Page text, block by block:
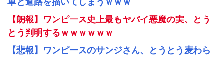
車と道路を描いてしまうｗｗｗ
【朗報】ワンピース史上最もヤバイ悪魔の実、とう
とう判明するｗｗｗｗｗｗ
【悲報】ワンピースのサンジさん、とうとう麦わら